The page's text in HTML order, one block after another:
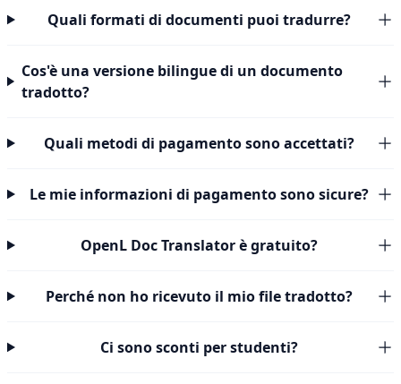
Quali formati di documenti puoi tradurre?
Cos'è una versione bilingue di un documento
tradotto?
Quali metodi di pagamento sono accettati?
Le mie informazioni di pagamento sono sicure?
OpenL Doc Translator è gratuito?
Perché non ho ricevuto il mio file tradotto?
Ci sono sconti per studenti?